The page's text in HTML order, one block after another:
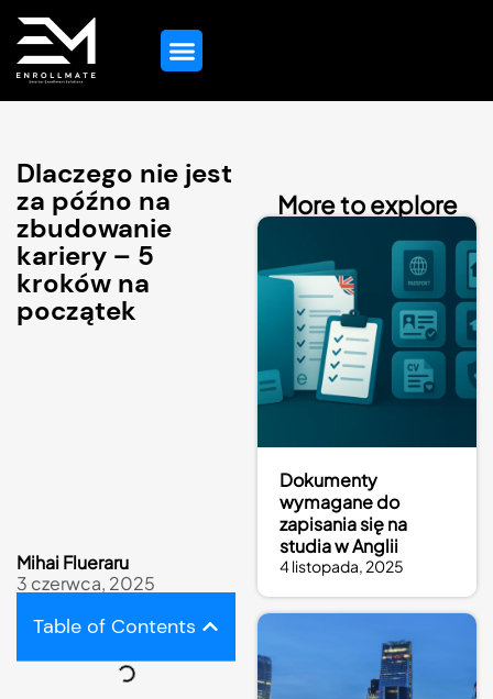
Dlaczego nie jest
za późno na
zbudowanie
kariery – 5
kroków na
początek
Mihai Flueraru
3 czerwca, 2025
Table of Contents
More to explore
Dokumenty
wymagane do
zapisania się na
studia w Anglii
4 listopada, 2025